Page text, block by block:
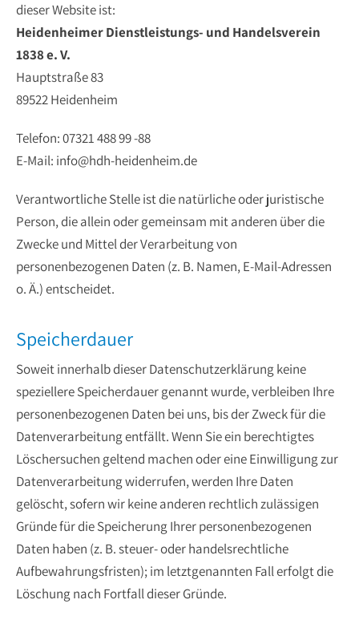
dieser Website ist:
Heidenheimer Dienstleistungs- und Handelsverein
1838 e. V.
Hauptstraße 83
89522 Heidenheim
Telefon: 07321 488 99 -88
E-Mail: info@hdh-heidenheim.de
Verantwortliche Stelle ist die natürliche oder juristische
Person, die allein oder gemeinsam mit anderen über die
Zwecke und Mittel der Verarbeitung von
personenbezogenen Daten (z. B. Namen, E-Mail-Adressen
o. Ä.) entscheidet.
Speicherdauer
Soweit innerhalb dieser Datenschutzerklärung keine
speziellere Speicherdauer genannt wurde, verbleiben Ihre
personenbezogenen Daten bei uns, bis der Zweck für die
Datenverarbeitung entfällt. Wenn Sie ein berechtigtes
Löschersuchen geltend machen oder eine Einwilligung zur
Datenverarbeitung widerrufen, werden Ihre Daten
gelöscht, sofern wir keine anderen rechtlich zulässigen
Gründe für die Speicherung Ihrer personenbezogenen
Daten haben (z. B. steuer- oder handelsrechtliche
Aufbewahrungsfristen); im letztgenannten Fall erfolgt die
Löschung nach Fortfall dieser Gründe.